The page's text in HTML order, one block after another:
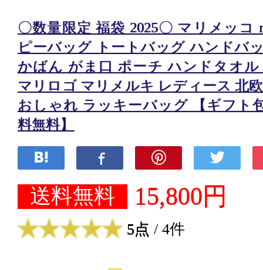
〇数量限定 福袋 2025〇 マリメッコ
ピーバッグ トートバッグ ハンドバ
かばん がま口 ポーチ ハンドタオ
マリロゴ マリメルキ レディース 北
おしゃれ ラッキーバッグ 【ギフト
料無料】
送料無料 15,800円
5点 / 4件